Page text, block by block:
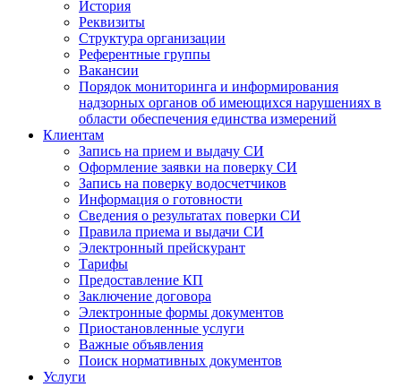
История
Реквизиты
Структура организации
Референтные группы
Вакансии
Порядок мониторинга и информирования
надзорных органов об имеющихся нарушениях в
области обеспечения единства измерений
Клиентам
Запись на прием и выдачу СИ
Оформление заявки на поверку СИ
Запись на поверку водосчетчиков
Информация о готовности
Сведения о результатах поверки СИ
Правила приема и выдачи СИ
Электронный прейскурант
Тарифы
Предоставление КП
Заключение договора
Электронные формы документов
Приостановленные услуги
Важные объявления
Поиск нормативных документов
Услуги